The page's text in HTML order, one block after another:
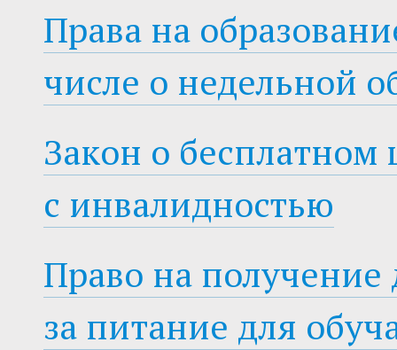
Права на
числе о недельной
Закон о
с инвалидностью
Право на
за питание для